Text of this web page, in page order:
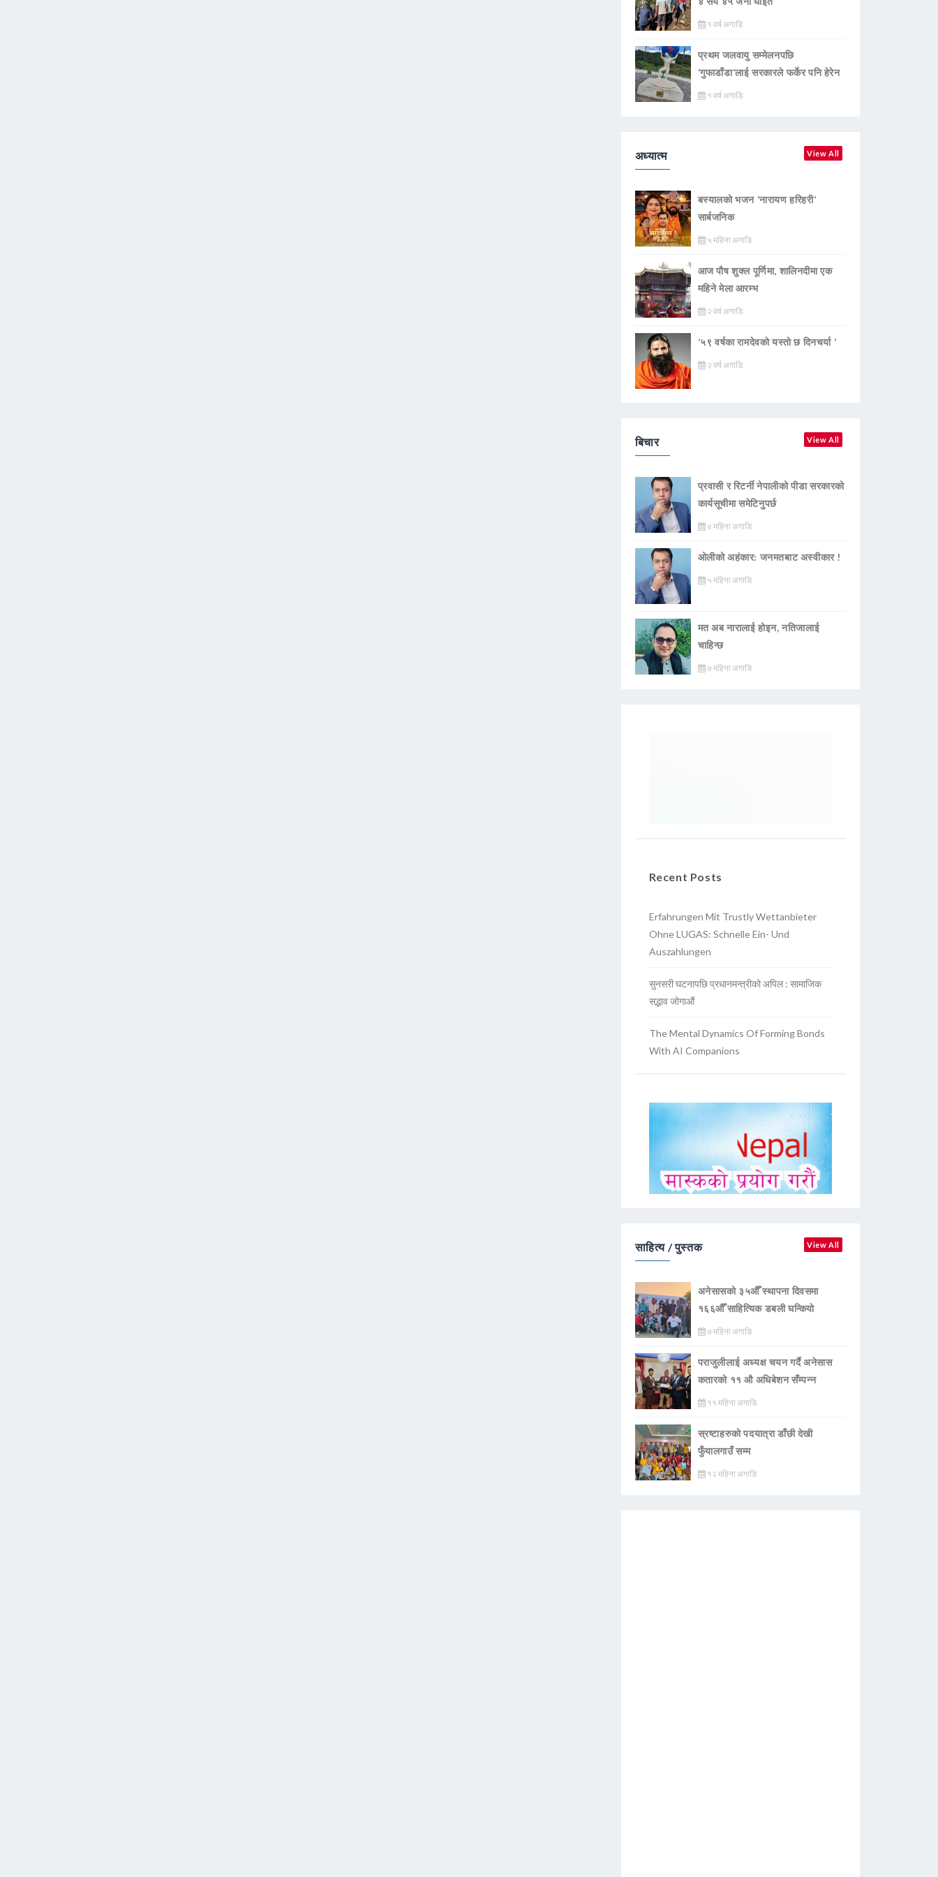
१ वर्ष अगाडि
प्रथम जलवायु सम्मेलनपछि
‘गुफाडाँडा’लाई सरकारले फर्केर पनि हेरेन
१ वर्ष अगाडि
अध्यात्म View All
बस्यालको भजन ‘नारायण हरिहरी’
सार्बजनिक
५ महिना अगाडि
आज पौष शुक्ल पूर्णिमा, शालिनदीमा एक
महिने मेला आरम्भ
२ वर्ष अगाडि
‘५९ वर्षका रामदेवकाे यस्ताे छ दिनचर्या ’
२ वर्ष अगाडि
बिचार View All
प्रवासी र रिटर्नी नेपालीको पीडा सरकारको
कार्यसूचीमा समेटिनुपर्छ
४ महिना अगाडि
ओलीको अहंकार: जनमतबाट अस्वीकार !
५ महिना अगाडि
मत अब नारालाई होइन, नतिजालाई
चाहिन्छ
७ महिना अगाडि
Recent Posts
Erfahrungen Mit Trustly Wettanbieter
Ohne LUGAS: Schnelle Ein- Und
Auszahlungen
सुनसरी घटनापछि प्रधानमन्त्रीको अपिल : सामाजिक
सद्भाव जोगाऔं
The Mental Dynamics Of Forming Bonds
With AI Companions
साहित्य / पुस्तक View All
अनेसासको ३५औँ स्थापना दिवसमा
१६६औँ साहित्यिक डबली घन्कियाे
७ महिना अगाडि
पराजुलीलाई अध्यक्ष चयन गर्दै अनेसास
कतारको ११ औ अधिबेशन सँम्पन्न
११ महिना अगाडि
स्रष्टाहरुको पदयात्रा डाँछी देखी
फुँयालगाउँ सम्म
१२ महिना अगाडि